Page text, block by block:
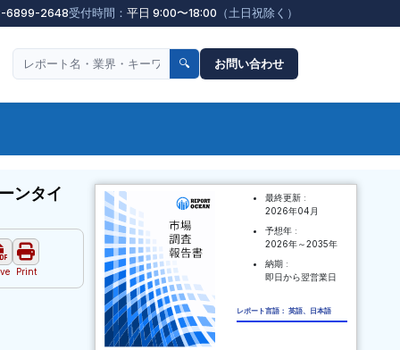
6899-2648受付時間： 平日 9:00〜18:00 （土日祝除く）
🔍 お問い合わせ
ンタイ
Print
最終更新 :
2026年04月
予想年 :
2026年～2035年
納期 :
即日から翌営業日
レポート言語： 英語、日本語